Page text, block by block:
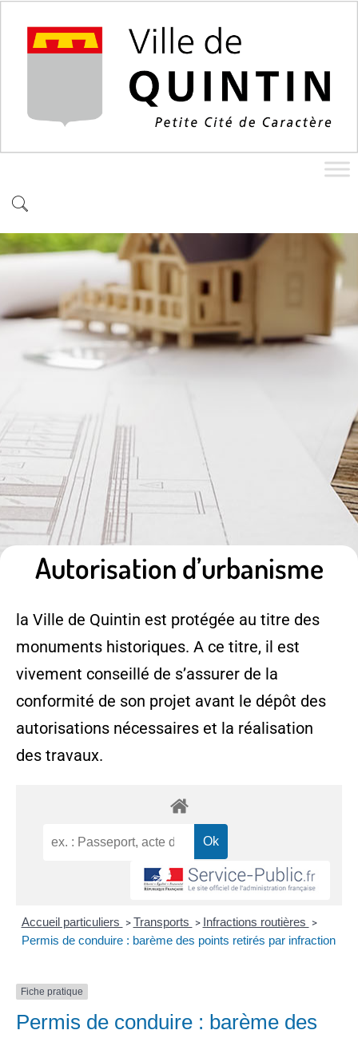
Autorisation d’urbanisme
la Ville de Quintin est protégée au titre des
monuments historiques. A ce titre, il est
vivement conseillé de s’assurer de la
conformité de son projet avant le dépôt des
autorisations nécessaires et la réalisation
des travaux.
Accueil particuliers > Transports > Infractions routières >
Permis de conduire : barème des points retirés par infraction
Fiche pratique
Permis de conduire : barème des